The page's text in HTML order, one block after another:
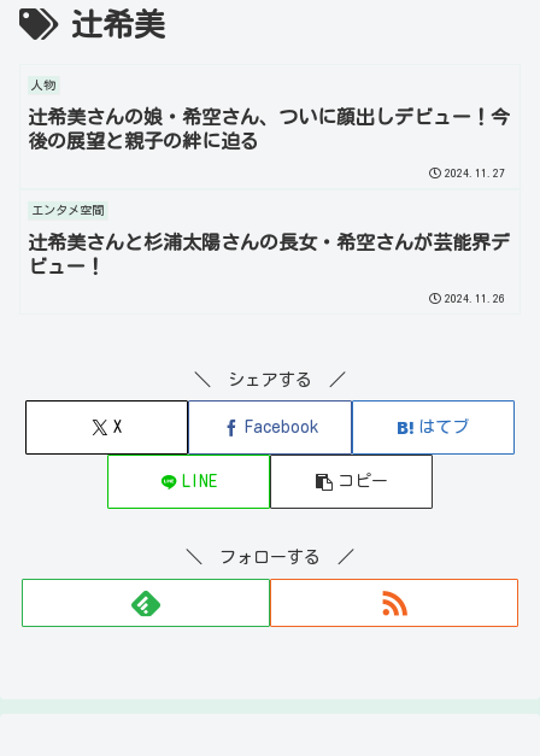
辻希美
人物
辻希美さんの娘・希空さん、ついに顔出しデビュー！今
後の展望と親子の絆に迫る
2024.11.27
エンタメ空間
辻希美さんと杉浦太陽さんの長女・希空さんが芸能界デ
ビュー！
2024.11.26
＼ シェアする ／
X Facebook はてブ
LINE コピー
＼ フォローする ／